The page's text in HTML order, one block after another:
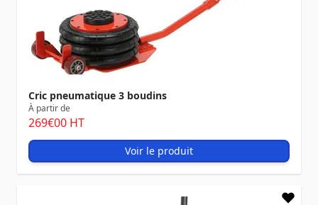
Cric pneumatique 3 boudins
À partir de
269€00 HT
Voir le produit